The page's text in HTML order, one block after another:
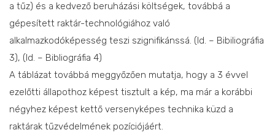
a tűz) és a kedvező beruházási költségek, továbbá a
gépesített raktár-technológiához való
alkalmazkodóképesség teszi szignifikánssá. (ld. – Bibiliográfia
3), (ld. – Bibliográfia 4)
A táblázat továbbá meggyőzően mutatja, hogy a 3 évvel
ezelőtti állapothoz képest tisztult a kép, ma már a korábbi
négyhez képest kettő versenyképes technika küzd a
raktárak tűzvédelmének pozíciójáért.